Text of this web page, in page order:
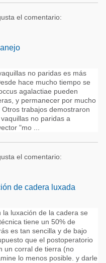
el comentario:
no paridas es más
hace mucho tiempo se
agalactiae pueden
y permanecer por mucho
trabajos demostraron
no paridas a
"mo ...
el comentario:
de cadera luxada
luxación de la cadera se
tiene un 50% de
es tan sencilla y de bajo
que el postoperatorio
un corral de tierra (no
lo menos posible. y darle